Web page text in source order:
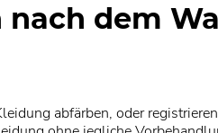
dem
abfärben, oder